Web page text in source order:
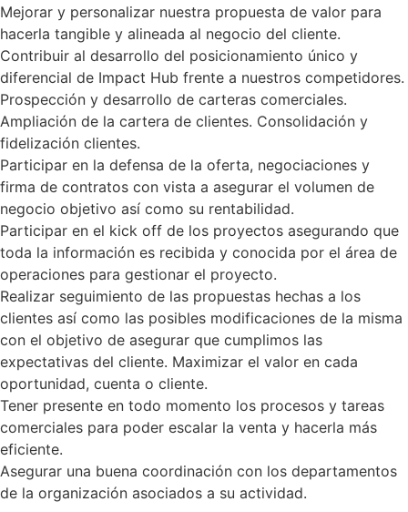
Mejorar y personalizar nuestra propuesta de valor para
hacerla tangible y alineada al negocio del cliente.
Contribuir al desarrollo del posicionamiento único y
diferencial de Impact Hub frente a nuestros competidores.
Prospección y desarrollo de carteras comerciales.
Ampliación de la cartera de clientes. Consolidación y
fidelización clientes.
Participar en la defensa de la oferta, negociaciones y
firma de contratos con vista a asegurar el volumen de
negocio objetivo así como su rentabilidad.
Participar en el kick off de los proyectos asegurando que
toda la información es recibida y conocida por el área de
operaciones para gestionar el proyecto.
Realizar seguimiento de las propuestas hechas a los
clientes así como las posibles modificaciones de la misma
con el objetivo de asegurar que cumplimos las
expectativas del cliente. Maximizar el valor en cada
oportunidad, cuenta o cliente.
Tener presente en todo momento los procesos y tareas
comerciales para poder escalar la venta y hacerla más
eficiente.
Asegurar una buena coordinación con los departamentos
de la organización asociados a su actividad.